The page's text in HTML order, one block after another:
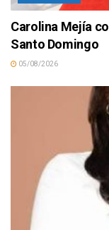
Carolina Mejía
Santo Domingo
05/08/2026